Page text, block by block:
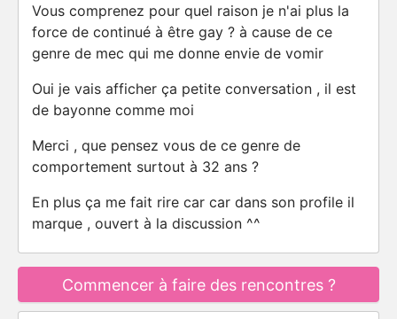
Vous comprenez pour quel raison je n'ai plus la
force de continué à être gay ? à cause de ce
genre de mec qui me donne envie de vomir
Oui je vais afficher ça petite conversation , il est
de bayonne comme moi
Merci , que pensez vous de ce genre de
comportement surtout à 32 ans ?
En plus ça me fait rire car car dans son profile il
marque , ouvert à la discussion ^^
Commencer à faire des rencontres ?